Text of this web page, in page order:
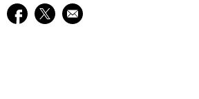
Udostępnij na facebook
Udostępnij na twitter
E-mail do przyjaciela